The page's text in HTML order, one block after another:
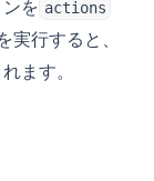
を actions
実行すると、
ます。